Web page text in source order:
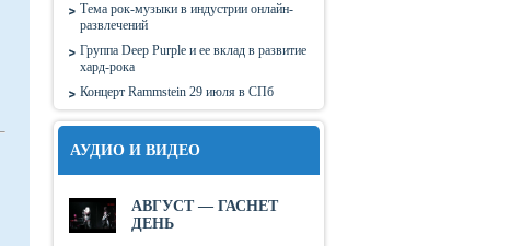
Тема рок-музыки в индустрии онлайн-
развлечений
Группа Deep Purple и ее вклад в развитие
хард-рока
Концерт Rammstein 29 июля в СПб
АУДИО И ВИДЕО
АВГУСТ — ГАСНЕТ
ДЕНЬ